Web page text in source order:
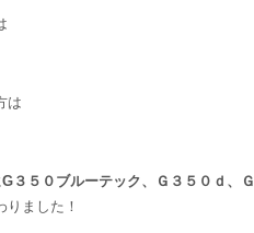
は
G３５０ブルーテック、Ｇ３５０ｄ、Ｇ
りました！